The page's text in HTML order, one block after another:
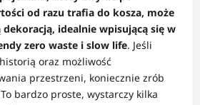
od razu trafia do kosza, może
idealnie wpisującą się w
zero waste i slow life. Jeśli
oraz możliwość
przestrzeni, koniecznie zrób
bardzo proste, wystarczy kilka